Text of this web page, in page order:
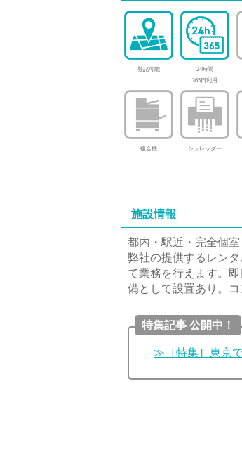
登記可能
24時間
365日利用
複合機 シュレッダー
施設情報
都内・駅近・完全個室
弊社の提供するレン
て業務を行えます。
備として設置あり。
特集記事 公開中！
≫［特集］東京